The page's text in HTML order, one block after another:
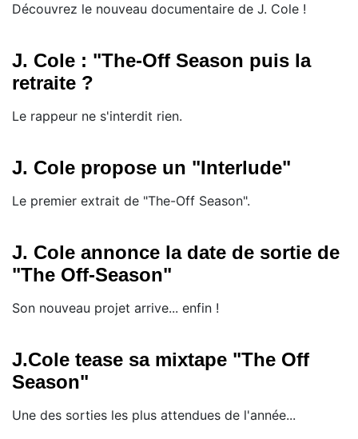
Découvrez le nouveau documentaire de J. Cole !
J. Cole : "The-Off Season puis la
retraite ?
Le rappeur ne s'interdit rien.
J. Cole propose un "Interlude"
Le premier extrait de "The-Off Season".
J. Cole annonce la date de sortie de
"The Off-Season"
Son nouveau projet arrive... enfin !
J.Cole tease sa mixtape "The Off
Season"
Une des sorties les plus attendues de l'année...